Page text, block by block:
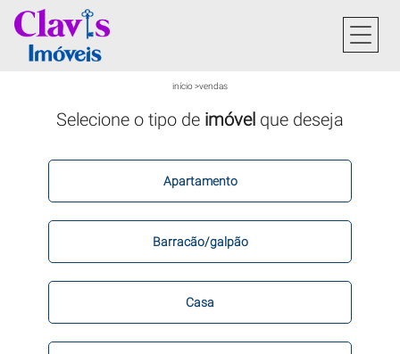
início>vendas
Selecione o tipo de imóvel que deseja
Apartamento
Barracão/galpão
Casa